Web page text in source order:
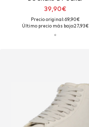
39,90€
Precio original: 69,90€
Último precio más bajo:27,93€